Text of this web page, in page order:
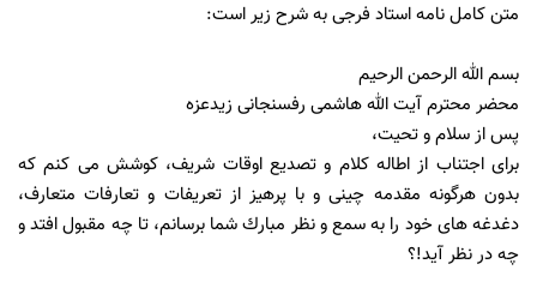
متن کامل نامه استاد فرجى به شرح زیر است:
بسم الله الرحمن الرحيم
محضر محترم آيت الله هاشمى رفسنجانى زيدعزه
پس از سلام و تحيت،
براى اجتناب از اطاله كلام و تصديع اوقات شريف، کوشش می کنم که
بدون هرگونه مقدمه چينى و با پرهيز از تعريفات و تعارفات متعارف،
دغدغه هاى خود را به سمع و نظر مبارك شما برسانم، تا چه مقبول افتد و
چه در نظر آيد!؟